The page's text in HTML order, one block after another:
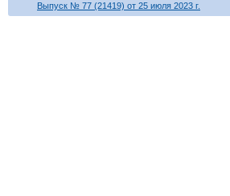
Выпуск № 77 (21419) от 25 июля 2023 г.